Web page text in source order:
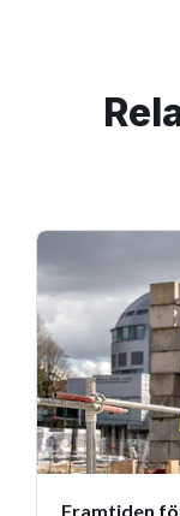
Framtiden